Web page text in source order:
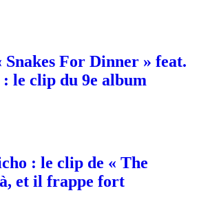
Snakes For Dinner » feat.
le clip du 9e album
: le clip de « The
et il frappe fort